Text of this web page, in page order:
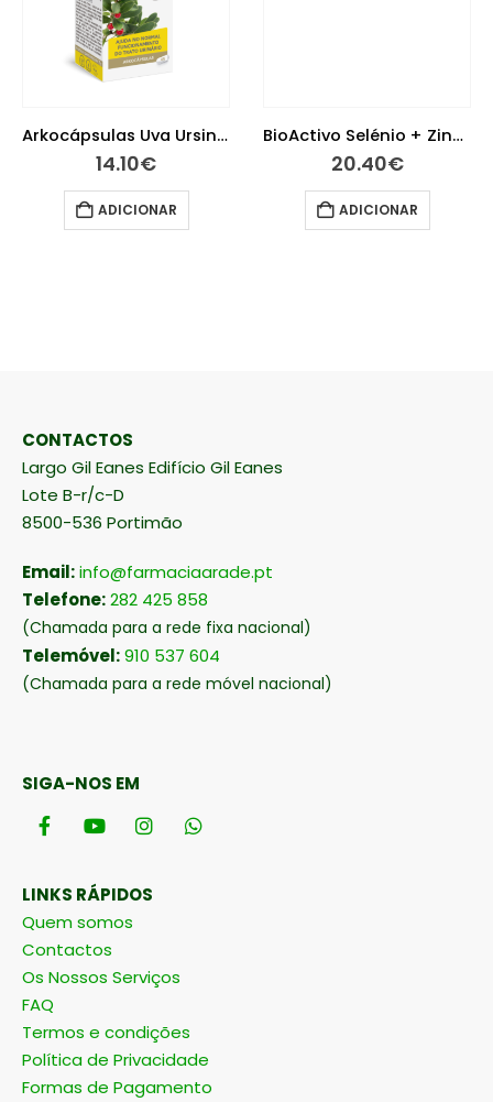
Arkocápsulas Uva Ursina Bio 45 cápsulas
14.10€
ADICIONAR
BioActivo Selénio + Zinco 60 Comprimidos
20.40€
ADICIONAR
CONTACTOS
Largo Gil Eanes Edifício Gil Eanes
Lote B-r/c-D
8500-536 Portimão
Email:info@farmaciaarade.pt
Telefone:282 425 858
(Chamada para a rede fixa nacional)
Telemóvel:910 537 604
(Chamada para a rede móvel nacional)
SIGA-NOS EM
LINKS RÁPIDOS
Quem somos
Contactos
Os Nossos Serviços
FAQ
Termos e condições
Política de Privacidade
Formas de Pagamento